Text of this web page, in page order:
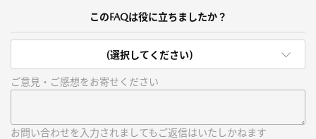
このFAQは役に立ちましたか？
(選択してください)
ご意見・ご感想をお寄せください
お問い合わせを入力されましてもご返信はいたしかねます